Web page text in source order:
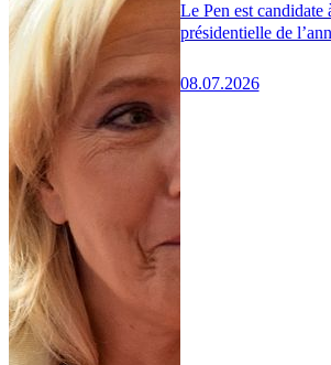
Le Pen est candidate
présidentielle de
08.07.2026